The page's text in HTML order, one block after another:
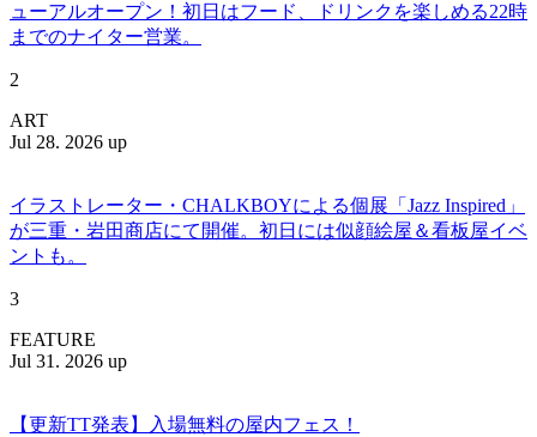
ューアルオープン！初日はフード、ドリンクを楽しめる22時
までのナイター営業。
2
ART
Jul 28. 2026 up
イラストレーター・CHALKBOYによる個展「Jazz Inspired」
が三重・岩田商店にて開催。初日には似顔絵屋＆看板屋イベ
ントも。
3
FEATURE
Jul 31. 2026 up
【更新TT発表】入場無料の屋内フェス！